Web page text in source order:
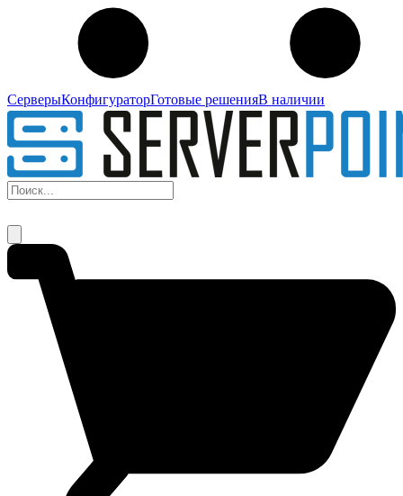
СерверыКонфигураторГотовые решенияВ наличии